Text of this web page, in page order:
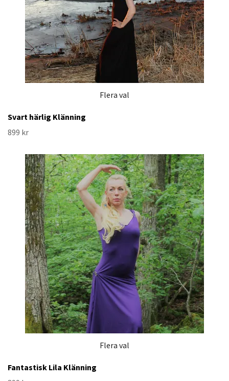
Flera val
Svart härlig Klänning
899 kr
Flera val
Fantastisk Lila Klänning